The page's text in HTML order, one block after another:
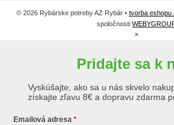
© 2026 Rybárske potreby AZ Rybár • tvorba eshopu
spoločnosti
×
Pridajte sa k
Vyskúšajte, ako sa u nás skvelo
získajte zľavu 8€ a dopravu zdarma
Emailová adresa